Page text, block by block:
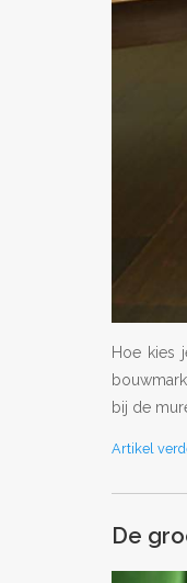
Hoe kies
bij de
Artikel
De